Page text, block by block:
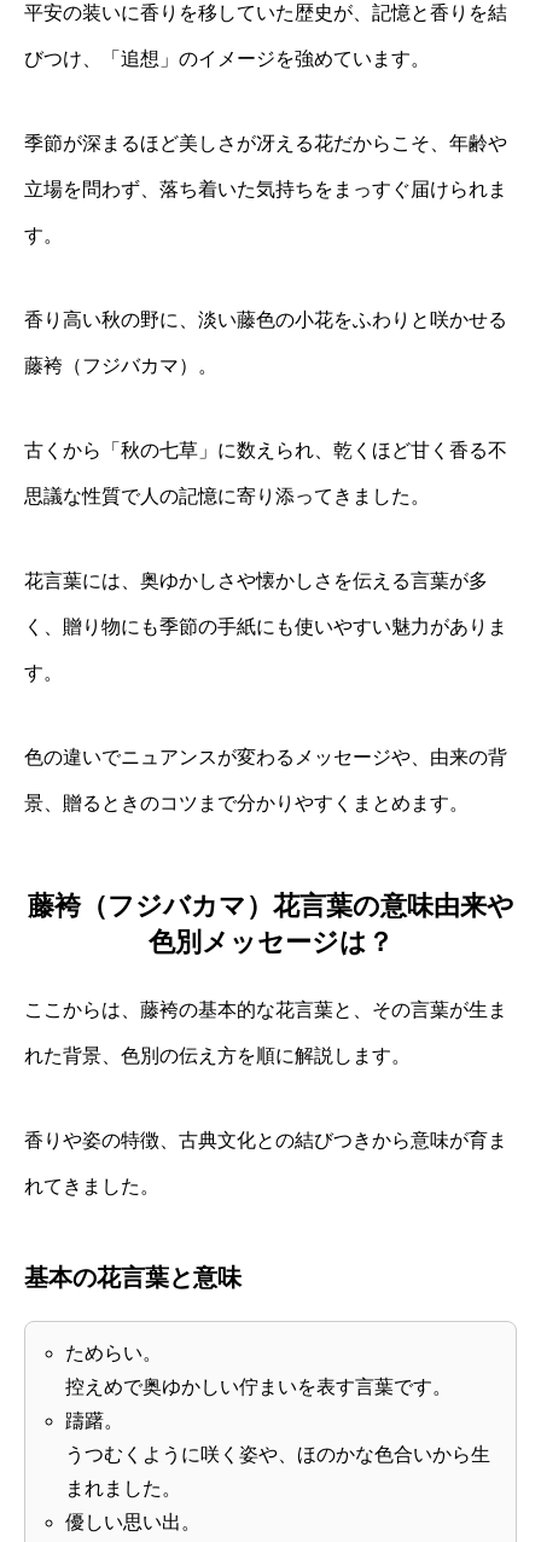
平安の装いに香りを移していた歴史が、記憶と香りを結
びつけ、「追想」のイメージを強めています。
季節が深まるほど美しさが冴える花だからこそ、年齢や
立場を問わず、落ち着いた気持ちをまっすぐ届けられま
す。
香り高い秋の野に、淡い藤色の小花をふわりと咲かせる
藤袴（フジバカマ）。
古くから「秋の七草」に数えられ、乾くほど甘く香る不
思議な性質で人の記憶に寄り添ってきました。
花言葉には、奥ゆかしさや懐かしさを伝える言葉が多
く、贈り物にも季節の手紙にも使いやすい魅力がありま
す。
色の違いでニュアンスが変わるメッセージや、由来の背
景、贈るときのコツまで分かりやすくまとめます。
藤袴（フジバカマ）花言葉の意味由来や
色別メッセージは？
ここからは、藤袴の基本的な花言葉と、その言葉が生ま
れた背景、色別の伝え方を順に解説します。
香りや姿の特徴、古典文化との結びつきから意味が育ま
れてきました。
基本の花言葉と意味
ためらい。
控えめで奥ゆかしい佇まいを表す言葉です。
躊躇。
うつむくように咲く姿や、ほのかな色合いから生
まれました。
優しい思い出。